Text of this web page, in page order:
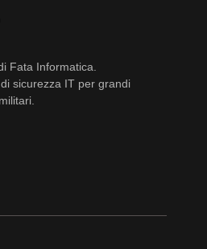
Fata Informatica.
sicurezza IT per grandi